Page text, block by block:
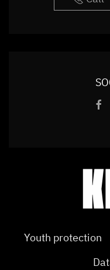
Youth protection